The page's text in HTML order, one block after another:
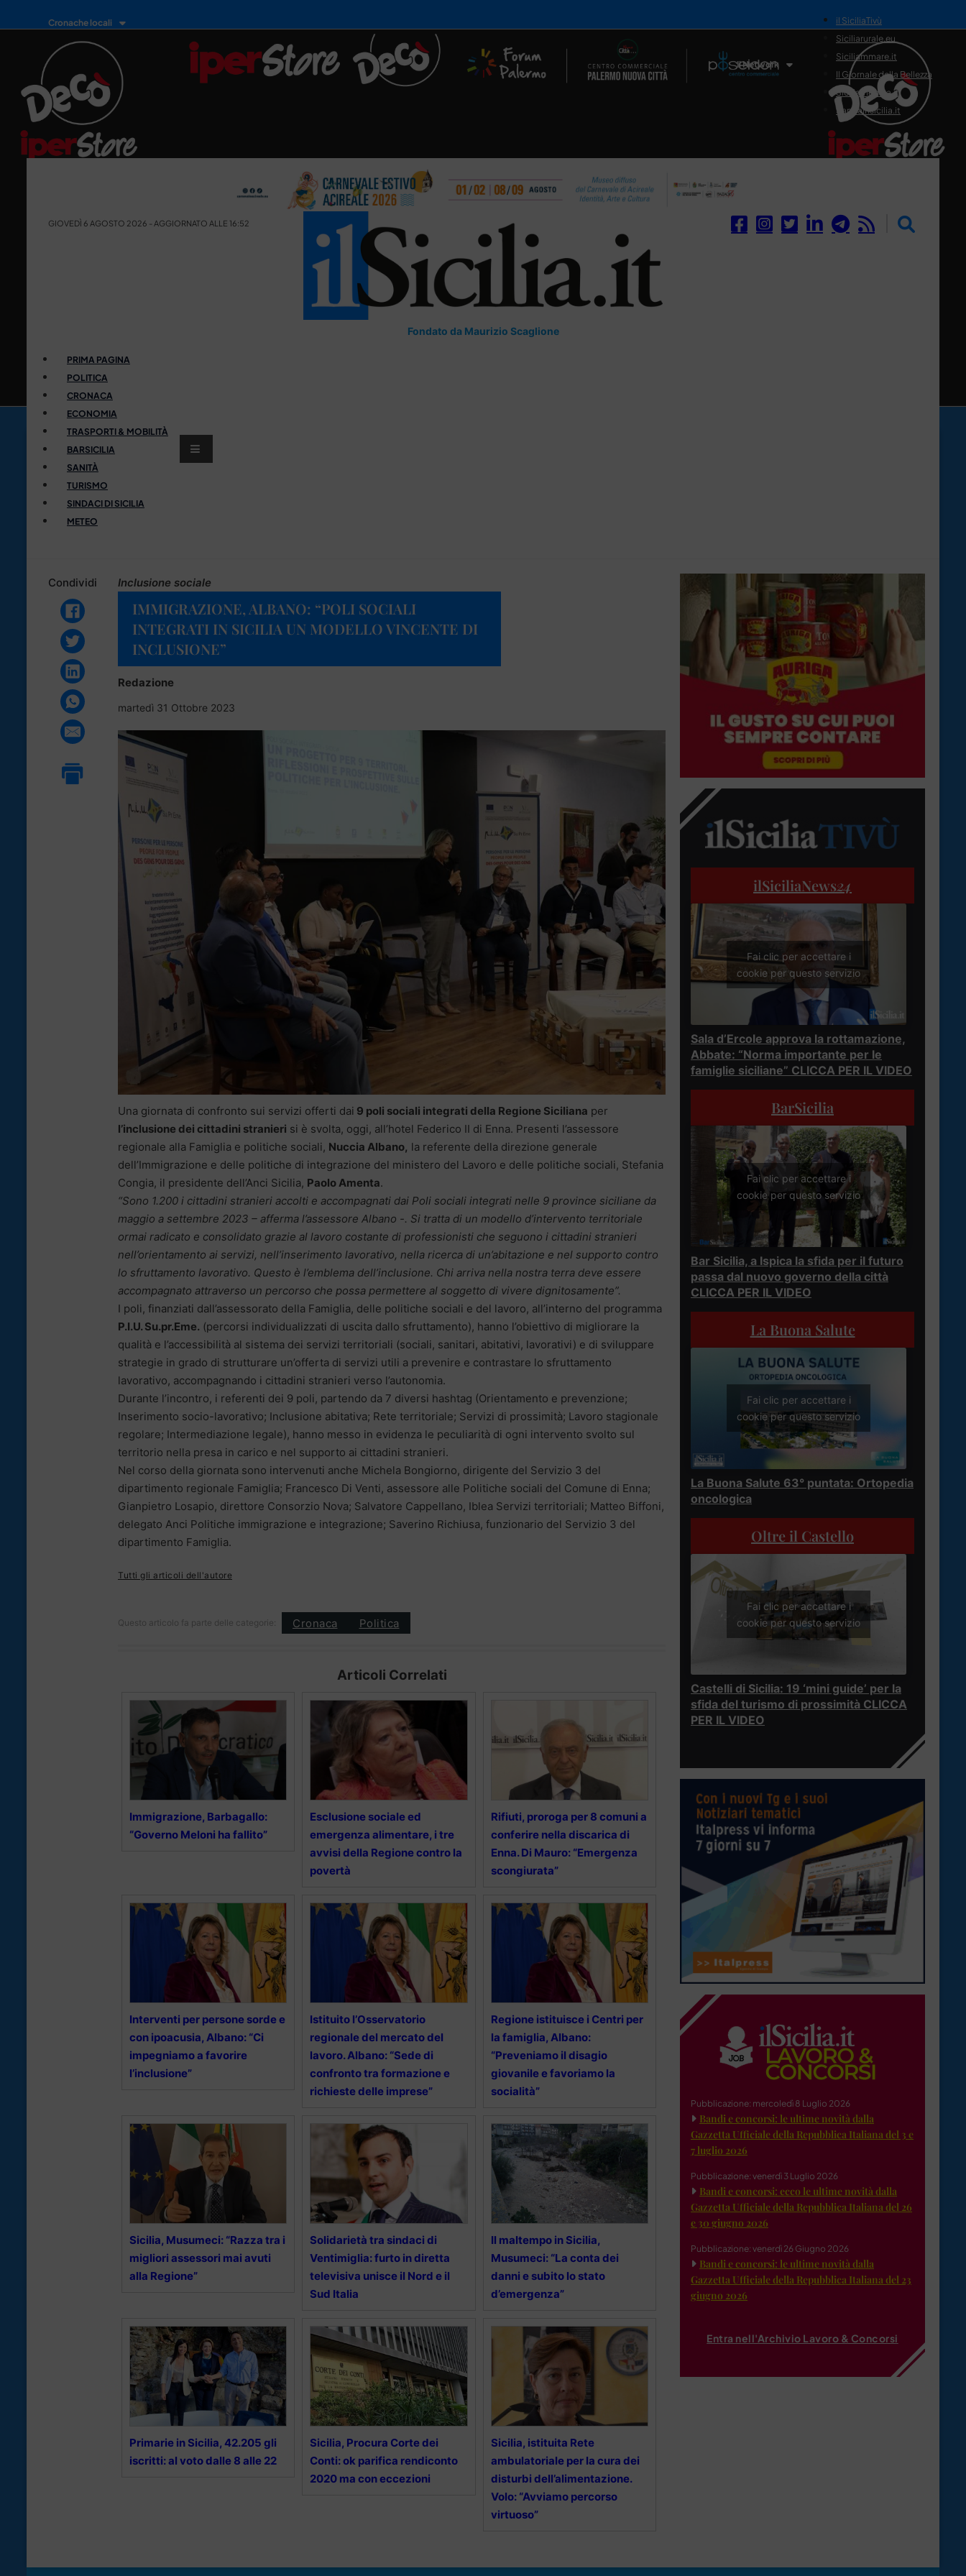
Cronache locali
Il Network
il SiciliaTivù
Siciliarurale.eu
Siciliammare.it
Il Giornale della Bellezza
Siciliamedica.it
Sanitainsicilia.it
GIOVEDÌ 6 AGOSTO 2026 - AGGIORNATO ALLE 16:52
Fondato da Maurizio Scaglione
PRIMA PAGINA
POLITICA
CRONACA
ECONOMIA
TRASPORTI & MOBILITÀ
BARSICILIA
SANITÀ
TURISMO
SINDACI DI SICILIA
METEO
Condividi Inclusione sociale
IMMIGRAZIONE, ALBANO: “POLI SOCIALI
INTEGRATI IN SICILIA UN MODELLO VINCENTE DI
INCLUSIONE”
Redazione
martedì 31 Ottobre 2023
Una giornata di confronto sui servizi offerti dai 9 poli sociali integrati della Regione Siciliana per
l’inclusione dei cittadini stranieri si è svolta, oggi, all’hotel Federico II di Enna. Presenti l’assessore
regionale alla Famiglia e politiche sociali, Nuccia Albano, la referente della direzione generale
dell’Immigrazione e delle politiche di integrazione del ministero del Lavoro e delle politiche sociali, Stefania
Congia, il presidente dell’Anci Sicilia, Paolo Amenta.
“Sono 1.200 i cittadini stranieri accolti e accompagnati dai Poli sociali integrati nelle 9 province siciliane da
maggio a settembre 2023 – afferma l’assessore Albano -. Si tratta di un modello d’intervento territoriale
ormai radicato e consolidato grazie al lavoro costante di professionisti che seguono i cittadini stranieri
nell’orientamento ai servizi, nell’inserimento lavorativo, nella ricerca di un’abitazione e nel supporto contro
lo sfruttamento lavorativo. Questo è l’emblema dell’inclusione. Chi arriva nella nostra terra deve essere
accompagnato attraverso un percorso che possa permettere al soggetto di vivere dignitosamente”.
I poli, finanziati dall’assessorato della Famiglia, delle politiche sociali e del lavoro, all’interno del programma
P.I.U. Su.pr.Eme. (percorsi individualizzati di uscita dallo sfruttamento), hanno l’obiettivo di migliorare la
qualità e l’accessibilità al sistema dei servizi territoriali (sociali, sanitari, abitativi, lavorativi) e di sviluppare
strategie in grado di strutturare un’offerta di servizi utili a prevenire e contrastare lo sfruttamento
lavorativo, accompagnando i cittadini stranieri verso l’autonomia.
Durante l’incontro, i referenti dei 9 poli, partendo da 7 diversi hashtag (Orientamento e prevenzione;
Inserimento socio-lavorativo; Inclusione abitativa; Rete territoriale; Servizi di prossimità; Lavoro stagionale
regolare; Intermediazione legale), hanno messo in evidenza le peculiarità di ogni intervento svolto sul
territorio nella presa in carico e nel supporto ai cittadini stranieri.
Nel corso della giornata sono intervenuti anche Michela Bongiorno, dirigente del Servizio 3 del
dipartimento regionale Famiglia; Francesco Di Venti, assessore alle Politiche sociali del Comune di Enna;
Gianpietro Losapio, direttore Consorzio Nova; Salvatore Cappellano, Iblea Servizi territoriali; Matteo Biffoni,
delegato Anci Politiche immigrazione e integrazione; Saverino Richiusa, funzionario del Servizio 3 del
dipartimento Famiglia.
Tutti gli articoli dell'autore
Questo articolo fa parte delle categorie: Cronaca Politica
Articoli Correlati
Immigrazione, Barbagallo:
“Governo Meloni ha fallito”
Esclusione sociale ed
emergenza alimentare, i tre
avvisi della Regione contro la
povertà
Rifiuti, proroga per 8 comuni a
conferire nella discarica di
Enna. Di Mauro: “Emergenza
scongiurata”
Interventi per persone sorde e
con ipoacusia, Albano: “Ci
impegniamo a favorire
l’inclusione”
Istituito l’Osservatorio
regionale del mercato del
lavoro. Albano: “Sede di
confronto tra formazione e
richieste delle imprese”
Regione istituisce i Centri per
la famiglia, Albano:
“Preveniamo il disagio
giovanile e favoriamo la
socialità”
Sicilia, Musumeci: “Razza tra i
migliori assessori mai avuti
alla Regione”
Solidarietà tra sindaci di
Ventimiglia: furto in diretta
televisiva unisce il Nord e il
Sud Italia
Il maltempo in Sicilia,
Musumeci: “La conta dei
danni e subito lo stato
d’emergenza”
Primarie in Sicilia, 42.205 gli
iscritti: al voto dalle 8 alle 22
Sicilia, Procura Corte dei
Conti: ok parifica rendiconto
2020 ma con eccezioni
Sicilia, istituita Rete
ambulatoriale per la cura dei
disturbi dell’alimentazione.
Volo: “Avviamo percorso
virtuoso”
ilSiciliaNews24
Fai clic per accettare i
cookie per questo servizio
Sala d’Ercole approva la rottamazione,
Abbate: “Norma importante per le
famiglie siciliane” CLICCA PER IL VIDEO
BarSicilia
Fai clic per accettare i
cookie per questo servizio
Bar Sicilia, a Ispica la sfida per il futuro
passa dal nuovo governo della città
CLICCA PER IL VIDEO
La Buona Salute
Fai clic per accettare i
cookie per questo servizio
La Buona Salute 63° puntata: Ortopedia
oncologica
Oltre il Castello
Fai clic per accettare i
cookie per questo servizio
Castelli di Sicilia: 19 ‘mini guide’ per la
sfida del turismo di prossimità CLICCA
PER IL VIDEO
Pubblicazione: mercoledì 8 Luglio 2026
Bandi e concorsi: le ultime novità dalla
Gazzetta Ufficiale della Repubblica Italiana del 3 e
7 luglio 2026
Pubblicazione: venerdì 3 Luglio 2026
Bandi e concorsi: ecco le ultime novità dalla
Gazzetta Ufficiale della Repubblica Italiana del 26
e 30 giugno 2026
Pubblicazione: venerdì 26 Giugno 2026
Bandi e concorsi: le ultime novità dalla
Gazzetta Ufficiale della Repubblica Italiana del 23
giugno 2026
Entra nell'Archivio Lavoro & Concorsi